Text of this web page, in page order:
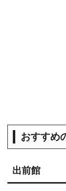
おすすめ
出前館